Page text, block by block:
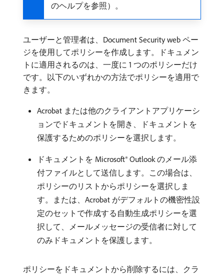
のヘルプを参照）。
ユーザーと管理者は、Document Security web ペー
ジを使用してポリシーを作成します。ドキュメン
トに適用されるのは、一度に 1 つのポリシーだけ
です。以下のいずれかの方法でポリシーを適用で
きます。
Acrobat または他のクライアントアプリケーシ
ョンでドキュメントを開き、ドキュメントを
保護するためのポリシーを選択します。
ドキュメントを Microsoft® Outlook のメール添
付ファイルとして送信します。この場合は、
ポリシーのリストからポリシーを選択しま
す。または、Acrobat がデフォルトの機密性設
定のセットで作成する自動生成ポリシーを選
択して、メールメッセージの受信者に対して
のみドキュメントを保護します。
ポリシーをドキュメントから削除するには、クラ